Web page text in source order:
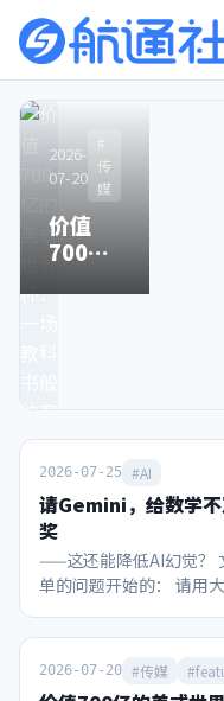
2026-
07-20
#
传
媒
价值
700亿
赛事运
营手册
2026-06-25
“中国版
Mythos”：
比得上吗，
来得及吗？
2026-
05-06
#
传
媒
别了，
星空卫
04-23 #AI
有图也
无真相
的时
代，终
2026-
03-25
#
传
媒
Sora关
停之
2026-07-25 #AI
请Gemini，给数学
奖
——这还能降低AI幻觉？
单的问题开始的： 请用
Gemini 3.1 Pro时，社
索的整合能力强 有够用
管不是最好的 本质上还
2026-07-20 #传媒